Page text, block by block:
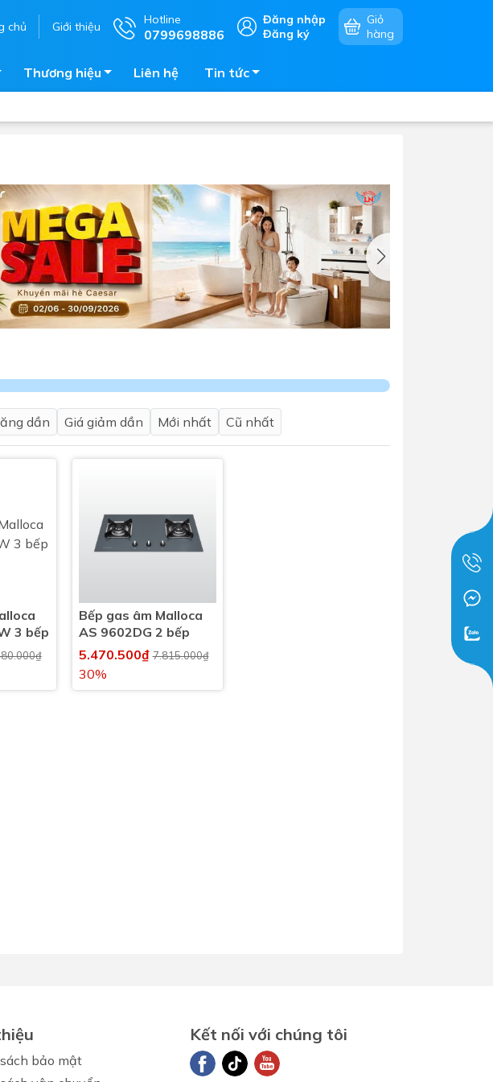
chủ Giới thiệu Hotline
0799698886
Đăng nhập
Đăng ký
Giỏ
hàng
nóng năng lượng mặt
ôn
tự hoại
tăng áp
nóng lạnh
nóng gián tiếp
Bếp điện - bếp từ âm bàn
Vòi chậu rửa chén
Bếp gas âm bàn
Máy hút khói - hút mùi
Lò vi sóng - lò nướng - lò hấp
Phụ kiện nhà bếp
Tủ lạnh
Máy rửa chén
Nồi chiên không dầu
Nồi cơm điện
Dịch Vụ Lắp Đặt Thiết Bị Nhà Bếp
Dịch Vụ Lắp Đặt Thiết Bị Ngành
Nước Lộc Nghi Cần Thơ – Chuyên
Nghiệp & Uy Tín
Thương hiệu Liên hệ Tin tức
dần Giá giảm dần Mới nhất Cũ nhất
3 bếp
Bếp gas âm Malloca
AS 9602DG 2 bếp
5.470.500₫7.815.000₫
30%
bảo mật
Kết nối với chúng tôi